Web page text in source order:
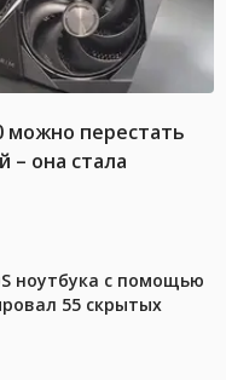
можно перестать
– она стала
ноутбука с помощью
55 скрытых